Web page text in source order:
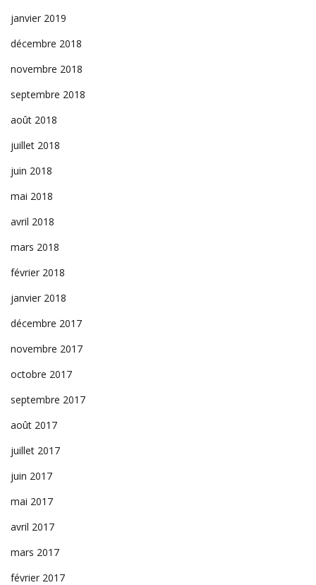
janvier 2019
décembre 2018
novembre 2018
septembre 2018
août 2018
juillet 2018
juin 2018
mai 2018
avril 2018
mars 2018
février 2018
janvier 2018
décembre 2017
novembre 2017
octobre 2017
septembre 2017
août 2017
juillet 2017
juin 2017
mai 2017
avril 2017
mars 2017
février 2017